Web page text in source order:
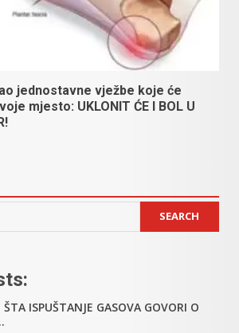
jednostavne vježbe koje će
mjesto: UKLONIT ĆE I BOL U
SEARCH
ISPUŠTANJE GASOVA GOVORI O